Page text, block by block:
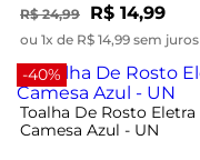
R$ 24,99 R$ 14,99
ou 1x de R$ 14,99 sem juros
-40%
Toalha De Rosto Eletra
Camesa Azul - UN